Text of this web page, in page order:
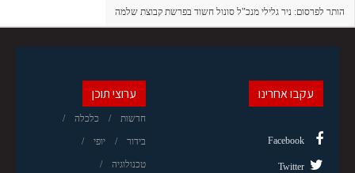
הותר לפרסום: ניר גלילי מנכ"ל סונול חשוד בפרשת קבוצת שלמה
ערוצי תוכן
חדשות כלכלה
בידור יופי
טכנולוגיה
עקבו אחרינו
Facebook
Twitter